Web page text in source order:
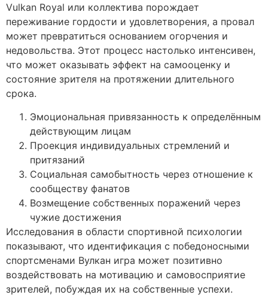
Vulkan Royal или коллектива порождает
переживание гордости и удовлетворения, а провал
может превратиться основанием огорчения и
недовольства. Этот процесс настолько интенсивен,
что может оказывать эффект на самооценку и
состояние зрителя на протяжении длительного
срока.
Эмоциональная привязанность к определённым
действующим лицам
Проекция индивидуальных стремлений и
притязаний
Социальная самобытность через отношение к
сообществу фанатов
Возмещение собственных поражений через
чужие достижения
Исследования в области спортивной психологии
показывают, что идентификация с победоносными
спортсменами Вулкан игра может позитивно
воздействовать на мотивацию и самовосприятие
зрителей, побуждая их на собственные успехи.